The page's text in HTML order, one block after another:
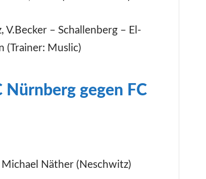
V.Becker – Schallenberg – El-
(Trainer: Muslic)
Nürnberg gegen FC
Näther (Neschwitz)